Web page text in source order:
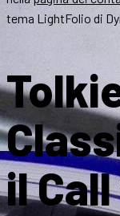
tema LightFolio di
il